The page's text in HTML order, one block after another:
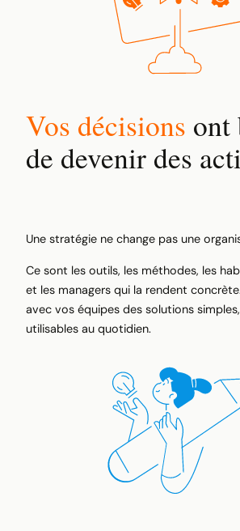
Vos décisions ont
de devenir des
Une stratégie ne change pas une
Ce sont les outils, les méthodes, les
et les managers qui la rendent
avec vos équipes des solutions
utilisables au quotidien.